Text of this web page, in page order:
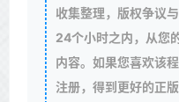
收集整理，版权争议
24个小时之内，从您
内容。如果您喜欢该
注册，得到更好的正